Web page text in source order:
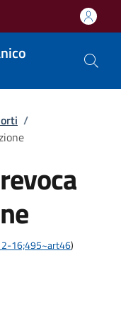
/
16;495~art46)